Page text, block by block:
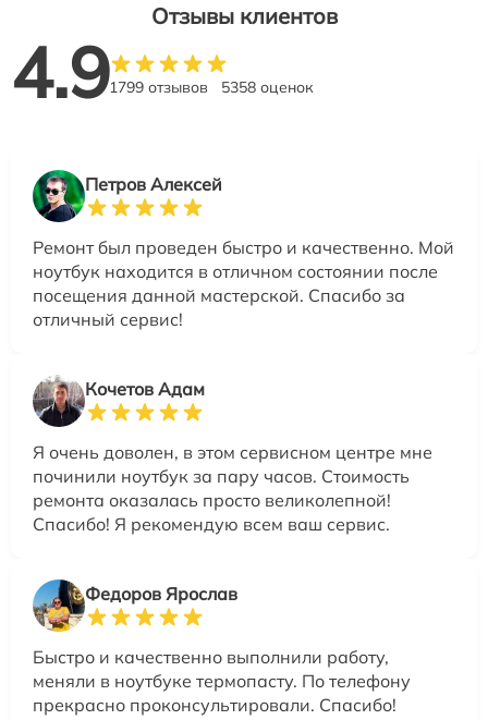
Отзывы клиентов
4.91799 отзывов 5358 оценок
Петров Алексей
Ремонт был проведен быстро и качественно. Мой
ноутбук находится в отличном состоянии после
посещения данной мастерской. Спасибо за
отличный сервис!
Кочетов Адам
Я очень доволен, в этом сервисном центре мне
починили ноутбук за пару часов. Стоимость
ремонта оказалась просто великолепной!
Спасибо! Я рекомендую всем ваш сервис.
Федоров Ярослав
Быстро и качественно выполнили работу,
меняли в ноутбуке термопасту. По телефону
прекрасно проконсультировали. Спасибо!